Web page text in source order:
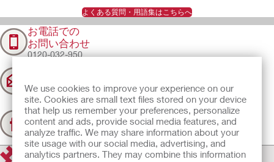
We use cookies to improve your experience on our
site. Cookies are small text files stored on your device
that help us remember your preferences, personalize
content and ads, provide social media features, and
analyze traffic. We may share information about your
site usage with our social media, advertising, and
analytics partners. They may combine this information
よくある質問・用語集はこちらへ
お電話での
お問い合わせ
0120-032-950
クリックしてメール
を送る
私たちとつながる
Facebookで
Hollister Incorporatedを
ご覧ください。